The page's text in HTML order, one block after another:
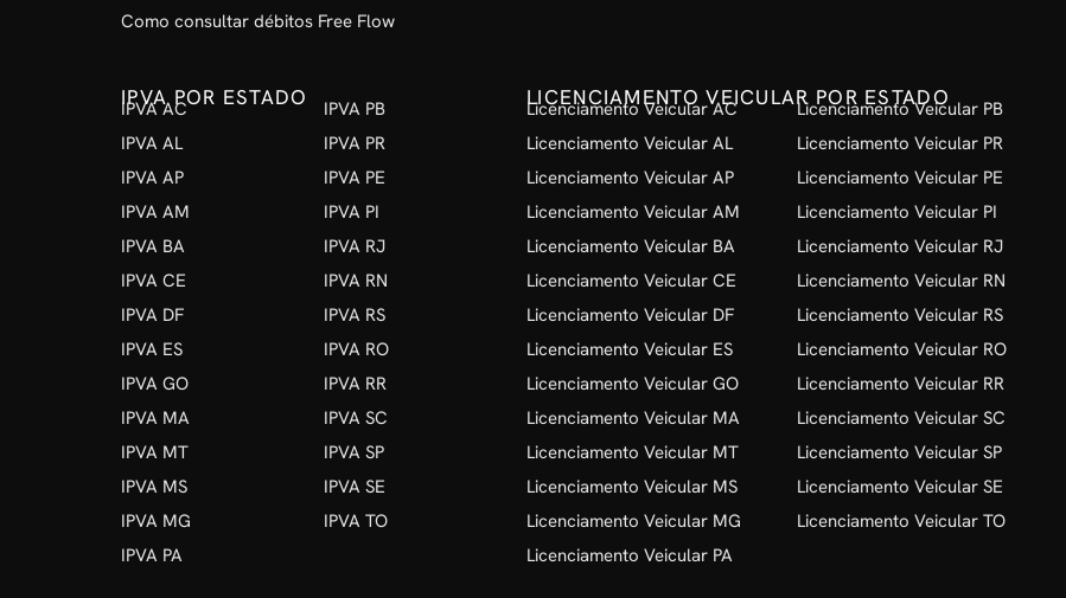
Como consultar débitos Free Flow
IPVA POR ESTADO
IPVA AC
IPVA AL
IPVA AP
IPVA AM
IPVA BA
IPVA CE
IPVA DF
IPVA ES
IPVA GO
IPVA MA
IPVA MT
IPVA MS
IPVA MG
IPVA PA
IPVA PB
IPVA PR
IPVA PE
IPVA PI
IPVA RJ
IPVA RN
IPVA RS
IPVA RO
IPVA RR
IPVA SC
IPVA SP
IPVA SE
IPVA TO
LICENCIAMENTO VEICULAR POR ESTADO
Licenciamento Veicular AC
Licenciamento Veicular AL
Licenciamento Veicular AP
Licenciamento Veicular AM
Licenciamento Veicular BA
Licenciamento Veicular CE
Licenciamento Veicular DF
Licenciamento Veicular ES
Licenciamento Veicular GO
Licenciamento Veicular MA
Licenciamento Veicular MT
Licenciamento Veicular MS
Licenciamento Veicular MG
Licenciamento Veicular PA
Licenciamento Veicular PB
Licenciamento Veicular PR
Licenciamento Veicular PE
Licenciamento Veicular PI
Licenciamento Veicular RJ
Licenciamento Veicular RN
Licenciamento Veicular RS
Licenciamento Veicular RO
Licenciamento Veicular RR
Licenciamento Veicular SC
Licenciamento Veicular SP
Licenciamento Veicular SE
Licenciamento Veicular TO